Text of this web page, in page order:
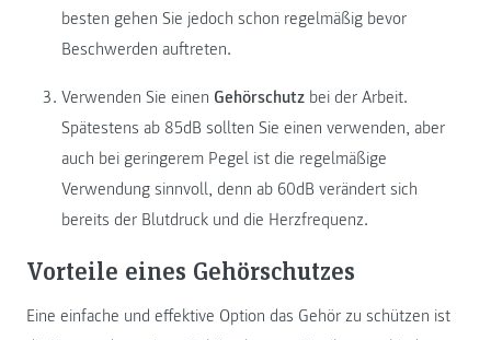
besten gehen Sie jedoch schon regelmäßig bevor
Beschwerden auftreten.
Verwenden Sie einen Gehörschutz bei der Arbeit.
Spätestens ab 85dB sollten Sie einen verwenden, aber
auch bei geringerem Pegel ist die regelmäßige
Verwendung sinnvoll, denn ab 60dB verändert sich
bereits der Blutdruck und die Herzfrequenz.
Vorteile eines Gehörschutzes
Eine einfache und effektive Option das Gehör zu schützen ist